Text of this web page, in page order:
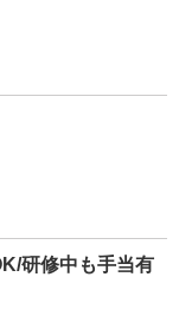
研修中も手当有